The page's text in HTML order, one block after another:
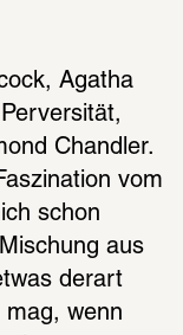
Agatha
Chandler.
vom
schon
aus
derart
mag, wenn